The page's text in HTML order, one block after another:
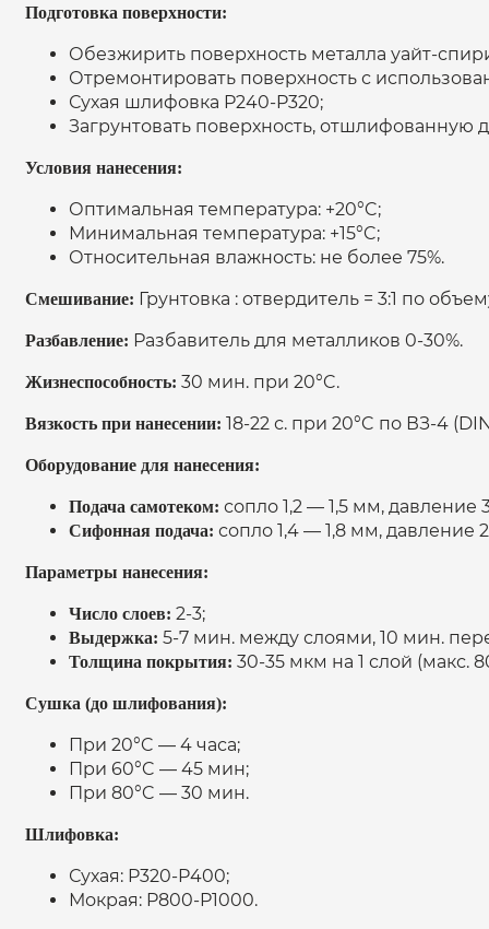
Подготовка поверхности:
Обезжирить поверхность металла уайт-
Отремонтировать поверхность с
Сухая шлифовка P240-P320;
Загрунтовать поверхность, отшлифованную
Условия нанесения:
Оптимальная температура: +20°C;
Минимальная температура: +15°C;
Относительная влажность: не более 75%.
Смешивание: Грунтовка : отвердитель = 3:1 по
Разбавление: Разбавитель для металликов 0-30%.
Жизнеспособность: 30 мин. при 20°C.
Вязкость при нанесении: 18-22 с. при 20°C по ВЗ-4
Оборудование для нанесения:
Подача самотеком: сопло 1,2 — 1,5 мм, давление
Сифонная подача: сопло 1,4 — 1,8 мм, давление
Параметры нанесения:
Число слоев: 2-3;
Выдержка: 5-7 мин. между слоями, 10 мин.
Толщина покрытия: 30-35 мкм на 1 слой (макс.
Сушка (до шлифования):
При 20°C — 4 часа;
При 60°C — 45 мин;
При 80°C — 30 мин.
Шлифовка:
Сухая: P320-P400;
Мокрая: P800-P1000.